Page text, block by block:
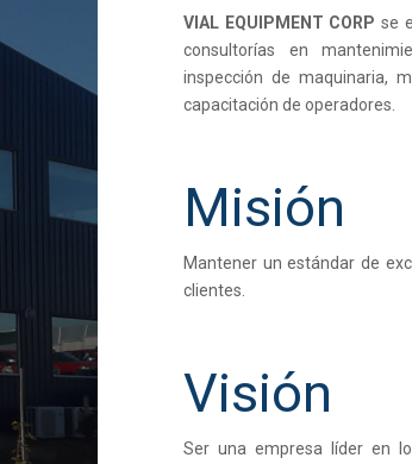
VIAL EQUIPMENT CORP se
consultorías en
inspección de maquinaria,
capacitación de operadores.
Misión
Mantener un estándar de
clientes.
Visión
Ser una empresa líder en